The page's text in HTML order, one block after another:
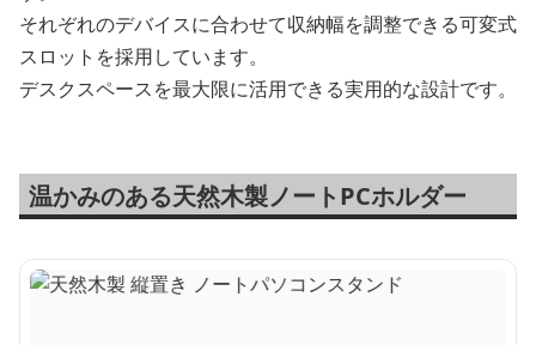
それぞれのデバイスに合わせて収納幅を調整できる可変式
スロットを採用しています。
デスクスペースを最大限に活用できる実用的な設計です。
温かみのある天然木製ノートPCホルダー